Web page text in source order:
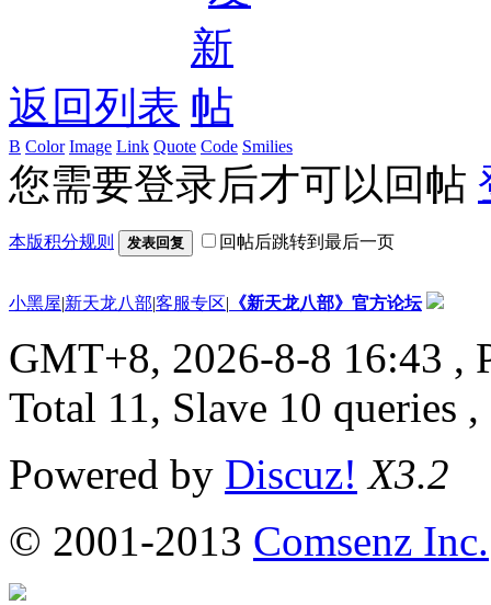
返回列表
B Color Image Link Quote Code Smilies
您需要登录后才可以回帖
本版积分规则 发表回复 回帖后跳转到最后一页
小黑屋|新天龙八部|客服专区| 《新天龙八部》官方论坛
GMT+8, 2026-8-8 16:43 ,
Total 11, Slave 10 queries
Powered by Discuz! X3.2
© 2001-2013 Comsenz Inc.